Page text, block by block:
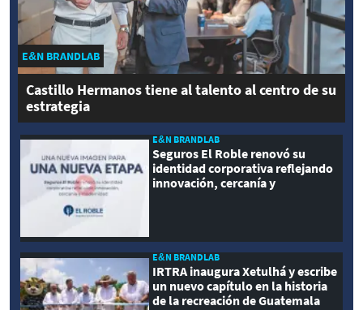
E&N BRANDLAB
Castillo Hermanos tiene al talento al centro de su
estrategia
E&N BRANDLAB
Seguros El Roble renovó su
identidad corporativa reflejando
innovación, cercanía y
E&N BRANDLAB
IRTRA inaugura Xetulhá y escribe
un nuevo capítulo en la historia
de la recreación de Guatemala